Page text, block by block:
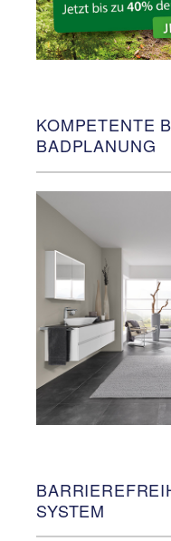
KOMPETENTE
BADPLANUNG
SYSTEM